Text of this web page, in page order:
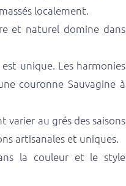
localement.
et naturel domine dans
unique. Les harmonies
couronne Sauvagine à
varier au grés des saisons
artisanales et uniques.
la couleur et le style